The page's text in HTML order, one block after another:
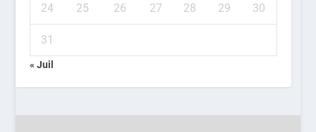
24 25 26 27 28 29 30
31
« Juil